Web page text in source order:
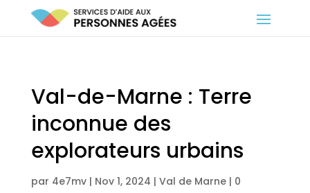
Val-de-Marne : Terre
inconnue des
explorateurs urbains
par 4e7mv| Nov 1, 2024 | Val de Marne| 0